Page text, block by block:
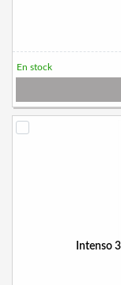
En stock
Intenso